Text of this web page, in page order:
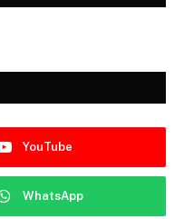
YouTube
WhatsApp